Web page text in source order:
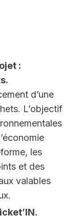
:
d’une
L’objectif
les
et des
valables